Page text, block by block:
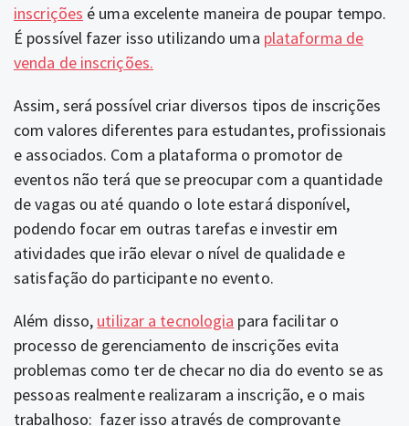
inscrições é uma excelente maneira de poupar tempo.
É possível fazer isso utilizando uma plataforma de
venda de inscrições.
Assim, será possível criar diversos tipos de inscrições
com valores diferentes para estudantes, profissionais
e associados. Com a plataforma o promotor de
eventos não terá que se preocupar com a quantidade
de vagas ou até quando o lote estará disponível,
podendo focar em outras tarefas e investir em
atividades que irão elevar o nível de qualidade e
satisfação do participante no evento.
Além disso, utilizar a tecnologia para facilitar o
processo de gerenciamento de inscrições evita
problemas como ter de checar no dia do evento se as
pessoas realmente realizaram a inscrição, e o mais
trabalhoso: fazer isso através de comprovante